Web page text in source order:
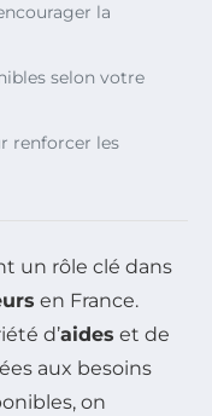
la
selon votre
renforcer les
un rôle clé dans
en France.
d’aides et de
aux besoins
on